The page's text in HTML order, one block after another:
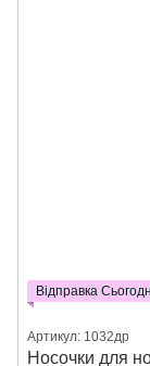
Відправка
Артикул: 1032др
Носочки для